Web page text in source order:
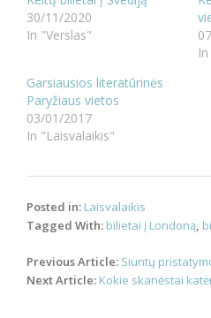
30/11/2020
In "Verslas"
Garsiausios literatūrinės
Paryžiaus vietos
03/01/2017
In "Laisvalaikis"
Posted in: Laisvalaikis
Tagged With: bilietai į Londoną,
Post
navigation
Previous Article: Siuntų
Next Article: Kokie skanėstai